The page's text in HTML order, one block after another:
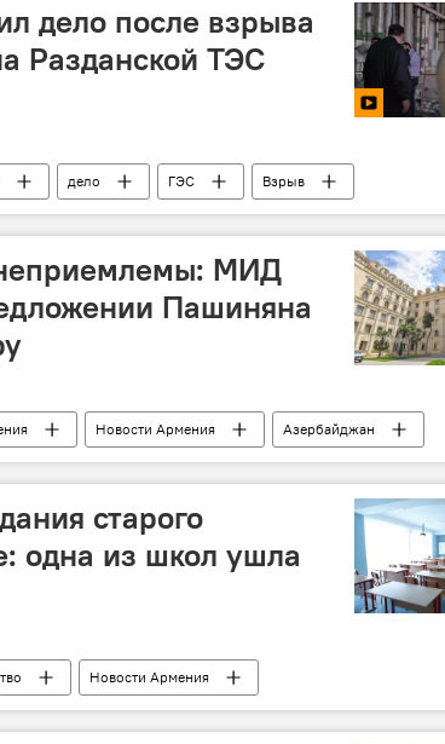
дело после взрыва
Разданской ТЭС
дело ГЭС Взрыв
МИД
Пашиняна
Новости Армения
Азербайджан
договор
старого
одна из школ ушла
Новости Армения